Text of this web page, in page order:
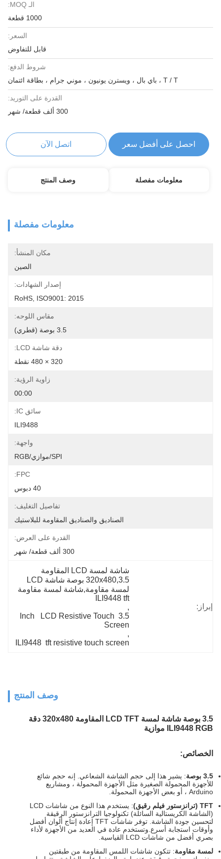
الـ MOQ:
1000 قطعة
السعر:
قابل للتفاوض
شروط الدفع:
T / T ، باي بال ، ويسترن يونيون ، موني جرام ، بطاقة ائتمان
القدرة على التوريد:
300 ألف قطعة/ شهر
احصل على أفضل سعر اتصل الآن
معلومات مفصلة وصف المنتج
معلومات مفصلة
مكان المنشأ:
الصين
إصدار الشهادات:
RoHS, ISO9001: 2015
مقاس اللوحه:
3.5 بوصة (قطري)
دقة شاشة LCD:
320 × 480 نقطة
زاوية الرؤية:
00:00
سائق IC:
ILI9488
واجهة:
SPI/موازي/RGB
FPC:
40 دبوس
تفاصيل التغليف:
الصناديق والصناديق المقاومة للبلاستيك
القدرة على العرض:
300 ألف قطعة/ شهر
إبراز:
ILI9448 tft
,
3.5 Inch   LCD Resistive Touch
Screen
,
ILI9448  tft resistive touch screen
وصف المنتج
3.5 بوصة شاشة لمسة LCD TFT المقاومة 320x480 دقة
ILI9448 RGB موازية
الخصائص:
3.5 بوصة
: يشير هذا إلى حجم الشاشة الشعاعي. إنه حجم شائع
للأجهزة المحمولة الصغيرة مثل الأجهزة المحمولة ، ومشاريع
Arduino ، أو بعض الأجهزة المحمولة.
TFT (ترانزستور فيلم رقيق)
: يستخدم هذا النوع من شاشات LCD
(الشاشة الكريستالية السائلة) تكنولوجيا الترانزستور الرقيقة
لتحسين جودة الشاشة. توفر شاشات TFT إعادة إنتاج ألوان أفضل
وأوقات استجابة أسرع.وتستخدم عادة في العديد من الأجهزة لأداء
بصري أفضل من شاشات LCD القياسية.
لمسة مقاومة: تتكون شاشات اللمس المقاومة من طبقتين